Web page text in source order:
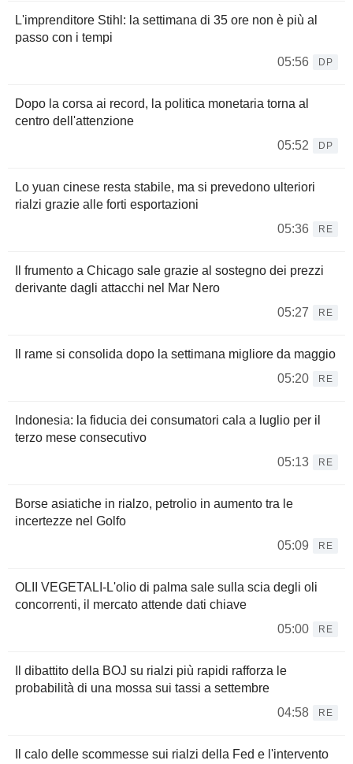
L'imprenditore Stihl: la settimana di 35 ore non è più al
passo con i tempi
05:56
DP
Dopo la corsa ai record, la politica monetaria torna al
centro dell'attenzione
05:52
DP
Lo yuan cinese resta stabile, ma si prevedono ulteriori
rialzi grazie alle forti esportazioni
05:36
RE
Il frumento a Chicago sale grazie al sostegno dei prezzi
derivante dagli attacchi nel Mar Nero
05:27
RE
Il rame si consolida dopo la settimana migliore da maggio
05:20
RE
Indonesia: la fiducia dei consumatori cala a luglio per il
terzo mese consecutivo
05:13
RE
Borse asiatiche in rialzo, petrolio in aumento tra le
incertezze nel Golfo
05:09
RE
OLII VEGETALI-L'olio di palma sale sulla scia degli oli
concorrenti, il mercato attende dati chiave
05:00
RE
Il dibattito della BOJ su rialzi più rapidi rafforza le
probabilità di una mossa sui tassi a settembre
04:58
RE
Il calo delle scommesse sui rialzi della Fed e l'intervento